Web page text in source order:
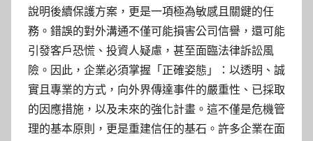
說明後續保護方案，更是一項極為敏感且關鍵的任
務。錯誤的對外溝通不僅可能損害公司信譽，還可能
引發客戶恐慌、投資人疑慮，甚至面臨法律訴訟風
險。因此，企業必須掌握「正確姿態」：以透明、誠
實且專業的方式，向外界傳達事件的嚴重性、已採取
的因應措施，以及未來的強化計畫。這不僅是危機管
理的基本原則，更是重建信任的基石。許多企業在面